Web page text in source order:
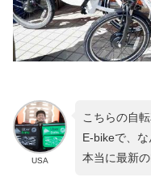
USA
こちらの自
E-bikeで、な
本当に最新